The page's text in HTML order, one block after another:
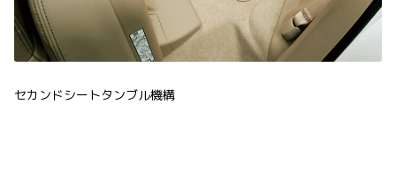
セカンドシートタンブル機構